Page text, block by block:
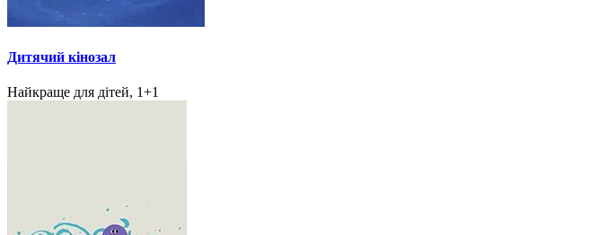
Дитячий кінозал
Найкраще для дітей, 1+1